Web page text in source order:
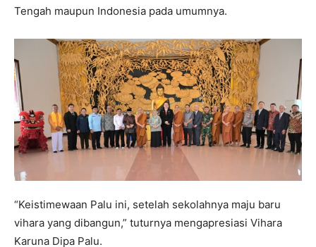
Tengah maupun Indonesia pada umumnya.
“Keistimewaan Palu ini, setelah sekolahnya maju baru
vihara yang dibangun,” tuturnya mengapresiasi Vihara
Karuna Dipa Palu.